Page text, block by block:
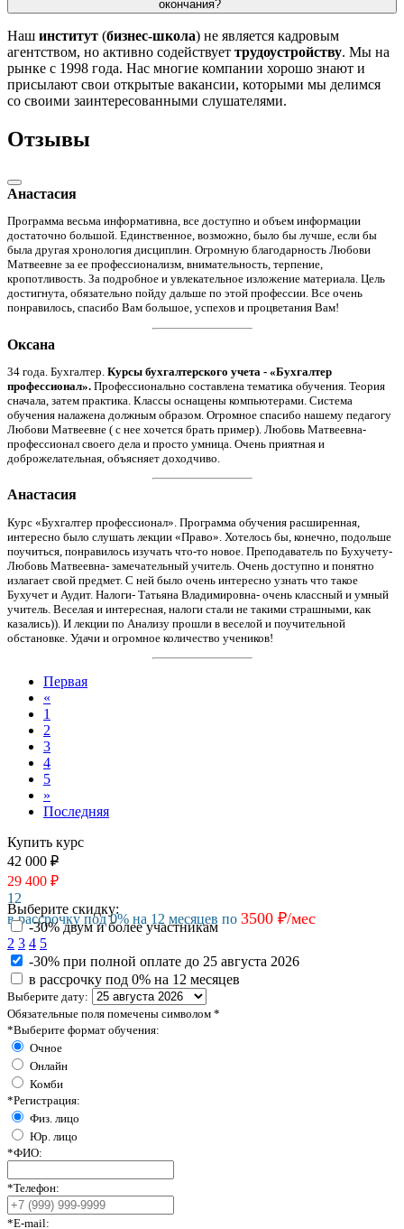
окончания?
Наш институт (бизнес-школа) не является кадровым
агентством, но активно содействует трудоустройству. Мы на
рынке с 1998 года. Нас многие компании хорошо знают и
присылают свои открытые вакансии, которыми мы делимся
со своими заинтересованными слушателями.
Отзывы
Анастасия
Программа весьма информативна, все доступно и объем информации
достаточно большой. Единственное, возможно, было бы лучше, если бы
была другая хронология дисциплин. Огромную благодарность Любови
Матвеевне за ее профессионализм, внимательность, терпение,
кропотливость. За подробное и увлекательное изложение материала. Цель
достигнута, обязательно пойду дальше по этой профессии. Все очень
понравилось, спасибо Вам большое, успехов и процветания Вам!
Оксана
34 года. Бухгалтер. Курсы бухгалтерского учета - «Бухгалтер
профессионал». Профессионально составлена тематика обучения. Теория
сначала, затем практика. Классы оснащены компьютерами. Система
обучения налажена должным образом. Огромное спасибо нашему педагогу
Любови Матвеевне ( с нее хочется брать пример). Любовь Матвеевна-
профессионал своего дела и просто умница. Очень приятная и
доброжелательная, объясняет доходчиво.
Анастасия
Курс «Бухгалтер профессионал». Программа обучения расширенная,
интересно было слушать лекции «Право». Хотелось бы, конечно, подольше
поучиться, понравилось изучать что-то новое. Преподаватель по Бухучету-
Любовь Матвеевна- замечательный учитель. Очень доступно и понятно
излагает свой предмет. С ней было очень интересно узнать что такое
Бухучет и Аудит. Налоги- Татьяна Владимировна- очень классный и умный
учитель. Веселая и интересная, налоги стали не такими страшными, как
казались)). И лекции по Анализу прошли в веселой и поучительной
обстановке. Удачи и огромное количество учеников!
Первая
«
1
2
3
4
5
»
Последняя
Купить курс
42 000 ₽
29 400 ₽
12
в рассрочку под 0% на 12 месяцев по 3500 ₽/мес
Выберите скидку:
-30% двум и более участникам
2 3 4 5
-30% при полной оплате до 25 августа 2026
в рассрочку под 0% на 12 месяцев
Выберите дату:
Обязательные поля помечены символом *
*Выберите формат обучения:
Очное
Онлайн
Комби
*Регистрация:
Физ. лицо
Юр. лицо
*ФИО:
*Телефон:
*E-mail: